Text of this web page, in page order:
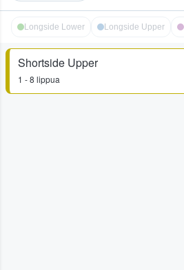
Longside Lower Longside Upper
Shortside Upper
1 - 8 lippua